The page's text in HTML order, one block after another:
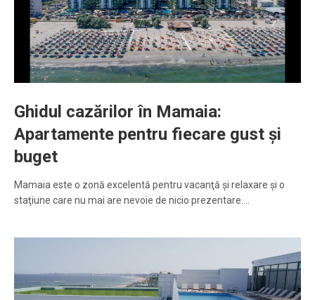
Ghidul cazărilor în Mamaia:
Apartamente pentru fiecare gust și
buget
Mamaia este o zonă excelentă pentru vacanţă şi relaxare şi o
staţiune care nu mai are nevoie de nicio prezentare.…